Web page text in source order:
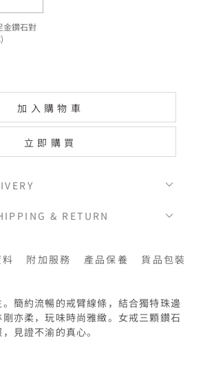
金鑽石對
加入購物車
立即購買
& RETURN
附加服務 產品保養 貨品包裝
簡約流暢的戒臂線條，結合獨特珠邊
亦柔，玩味時尚雅緻。女戒三顆鑽石
見證不渝的真心。